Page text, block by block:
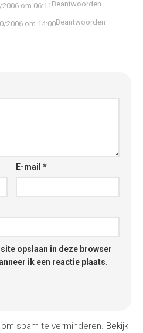
om 06:11Beantwoorden
2006 om 14:00Beantwoorden
E-mail*
opslaan in deze browser
ik een reactie plaats.
spam te verminderen. Bekijk